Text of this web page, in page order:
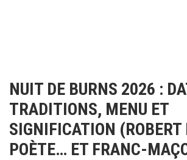
NUIT DE BURNS 2026 :
TRADITIONS, MENU ET
SIGNIFICATION (ROBERT
POÈTE… ET FRANC-